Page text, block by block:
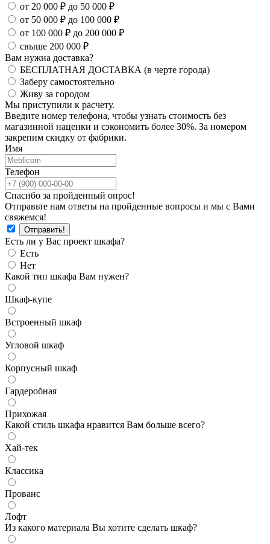
от 20 000 ₽ до 50 000 ₽
от 50 000 ₽ до 100 000 ₽
от 100 000 ₽ до 200 000 ₽
свыше 200 000 ₽
Вам нужна доставка?
БЕСПЛАТНАЯ ДОСТАВКА (в черте города)
Заберу самостоятельно
Живу за городом
Мы приступили к расчету.
Введите номер телефона, чтобы узнать стоимость без
магазинной наценки и сэкономить более 30%. За номером
закрепим скидку от фабрики.
Имя
Телефон
Спасибо за пройденный опрос!
Отправьте нам ответы на пройденные вопросы и мы с Вами
свяжемся!
Есть ли у Вас проект шкафа?
Есть
Нет
Какой тип шкафа Вам нужен?
Шкаф-купе
Встроенный шкаф
Угловой шкаф
Корпусный шкаф
Гардеробная
Прихожая
Какой стиль шкафа нравится Вам больше всего?
Хай-тек
Классика
Прованс
Лофт
Из какого материала Вы хотите сделать шкаф?